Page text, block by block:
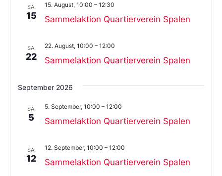
aus.
SA.
15 Sammelaktion Quartierverein Spalen
15. August, 10:00 – 12:30
SA.
22 Sammelaktion Quartierverein Spalen
22. August, 10:00 – 12:00
September 2026
SA.
5 Sammelaktion Quartierverein Spalen
5. September, 10:00 – 12:00
SA.
12 Sammelaktion Quartierverein Spalen
12. September, 10:00 – 12:00